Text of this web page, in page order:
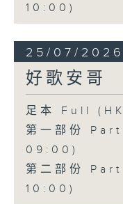
10:00)
25/07/2026
好歌安哥
足本 Full
第一部份
09:00)
第二部份
10:00)